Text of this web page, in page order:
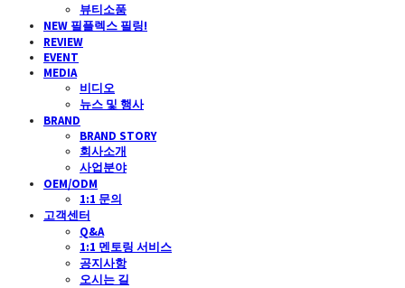
뷰티소품
NEW 필플렉스 필링!
REVIEW
EVENT
MEDIA
비디오
뉴스 및 행사
BRAND
BRAND STORY
회사소개
사업분야
OEM/ODM
1:1 문의
고객센터
Q&A
1:1 멘토링 서비스
공지사항
오시는 길